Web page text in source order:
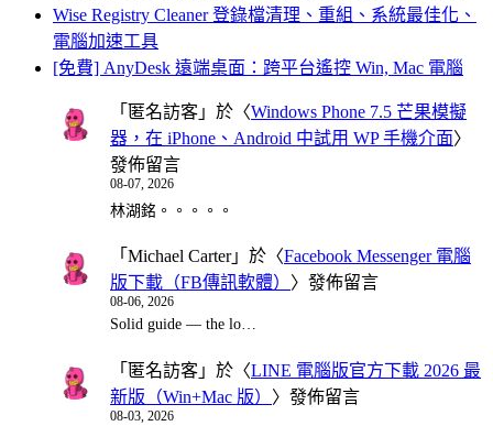
Wise Registry Cleaner 登錄檔清理、重組、系統最佳化、
電腦加速工具
[免費] AnyDesk 遠端桌面：跨平台遙控 Win, Mac 電腦
「 匿名訪客 」於〈Windows Phone 7.5 芒果模擬
器，在 iPhone、Android 中試用 WP 手機介面〉
發佈留言
08-07, 2026
林湖銘。。。。。
「 Michael Carter」於〈Facebook Messenger 電腦
版下載（FB傳訊軟體） 〉發佈留言
08-06, 2026
Solid guide — the lo…
「 匿名訪客 」於〈LINE 電腦版官方下載 2026 最
新版（Win+Mac 版） 〉發佈留言
08-03, 2026